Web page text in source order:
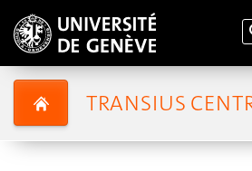
TRANSIUS